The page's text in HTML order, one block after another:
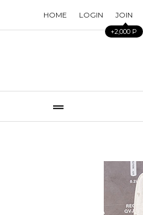
HOME LOGIN JOIN
+2,000 P